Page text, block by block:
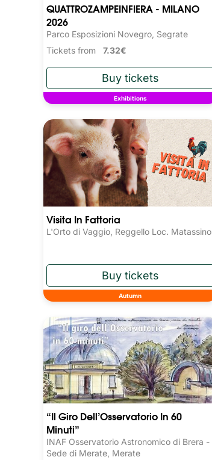
QUATTROZAMPEINFIERA - MILANO
2026
Parco Esposizioni Novegro, Segrate
Tickets from 7.32€
Exhibitions
Visita In Fattoria
L'Orto di Vaggio, Reggello Loc. Matassino
Autumn
“Il Giro Dell’Osservatorio In 60
Minuti”
INAF Osservatorio Astronomico di Brera -
Sede di Merate, Merate